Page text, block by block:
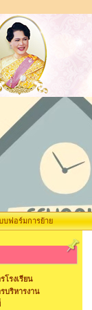
บฟอร์มการย้าย
โรงเรียน
บริหารงาน